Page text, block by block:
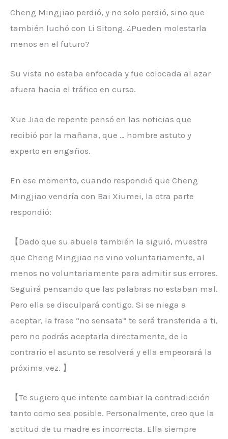
Cheng Mingjiao perdió, y no solo perdió, sino que
también luchó con Li Sitong. ¿Pueden molestarla
menos en el futuro?
Su vista no estaba enfocada y fue colocada al azar
afuera hacia el tráfico en curso.
Xue Jiao de repente pensó en las noticias que
recibió por la mañana, que … hombre astuto y
experto en engaños.
En ese momento, cuando respondió que Cheng
Mingjiao vendría con Bai Xiumei, la otra parte
respondió:
【Dado que su abuela también la siguió, muestra
que Cheng Mingjiao no vino voluntariamente, al
menos no voluntariamente para admitir sus errores.
Seguirá pensando que las palabras no estaban mal.
Pero ella se disculpará contigo. Si se niega a
aceptar, la frase “no sensata” te será transferida a ti,
pero no podrás aceptarla directamente, de lo
contrario el asunto se resolverá y ella empeorará la
próxima vez. 】
【Te sugiero que intente cambiar la contradicción
tanto como sea posible. Personalmente, creo que la
actitud de tu madre es incorrecta. Ella siempre